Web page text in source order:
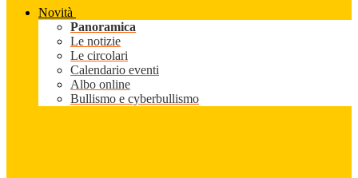
Novità
Panoramica
Le notizie
Le circolari
Calendario eventi
Albo online
Bullismo e cyberbullismo